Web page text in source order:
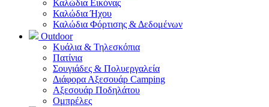
Καλώδια Εικόνας
Καλώδια Ήχου
Καλώδια Φόρτισης & Δεδομένων
Outdoor
Κυάλια & Τηλεσκόπια
Πατίνια
Σουγιάδες & Πολυεργαλεία
Διάφορα Αξεσουάρ Camping
Αξεσουάρ Ποδηλάτου
Ομπρέλες